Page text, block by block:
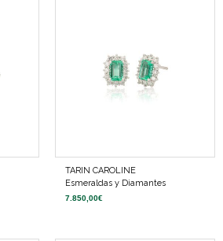
TARIN CAROLINE
Esmeraldas y Diamantes
7.850,00€